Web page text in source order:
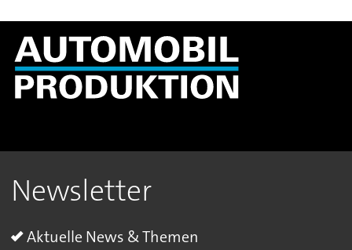
Newsletter
Aktuelle News & Themen